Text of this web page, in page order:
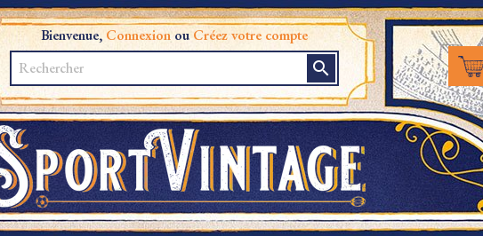
Bienvenue, ConnexionouCréez votre compte
search